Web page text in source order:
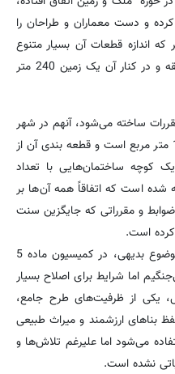
و دست معماران و طراحان را
اندازه قطعات آن بسیار متنوع
است یک زمین 250 متر مربعی 5 طبقه و در کنار آن یک زمین 240 متر
ساخته می‌شود، آنهم در شهر
تهران که 30 درصد قطعات آن زیر 120 متر مربع است و قطعه بندی آن از
کوچه ساختمان‌هایی با تعداد
10 طبقه ساخته شده است که اتفاقاً همه آن‌ها بر
و مقرراتی که جایگزین سنت
است.
ما 2 سال است که برای اصلاح این موضوع بدیهی، در کمیسیون ماده 5
اما شرایط برای اصلاح بسیار
یکی از ظرفیت‌های طرح جامع،
بناهای ارزشمند و میراث طبیعی
می‌شود اما علیرغم تلاش‌ها و
نشده است.